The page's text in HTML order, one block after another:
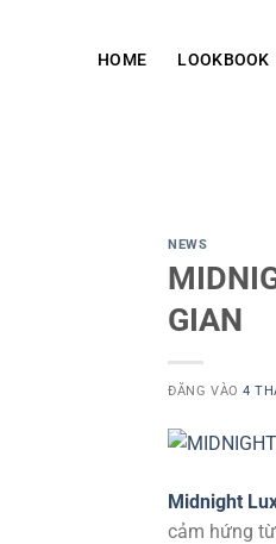
HOME LOOKBOOK
NEWS
GIAN
ĐĂNG VÀO4
Midnight
cảm hứng